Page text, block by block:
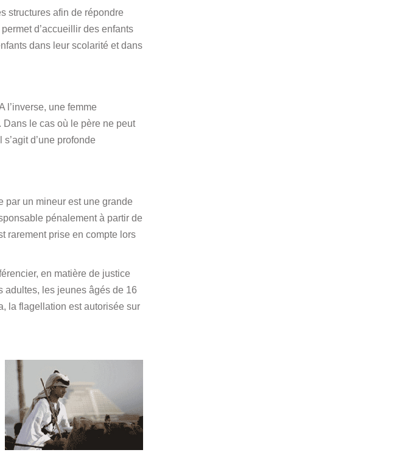
structures afin de répondre
d’accueillir des enfants
dans leur scolarité et dans
l’inverse, une femme
le cas où le père ne peut
s’agit d’une profonde
par un mineur est une grande
pénalement à partir de
rarement prise en compte lors
en matière de justice
adultes, les jeunes âgés de 16
la flagellation est autorisée sur